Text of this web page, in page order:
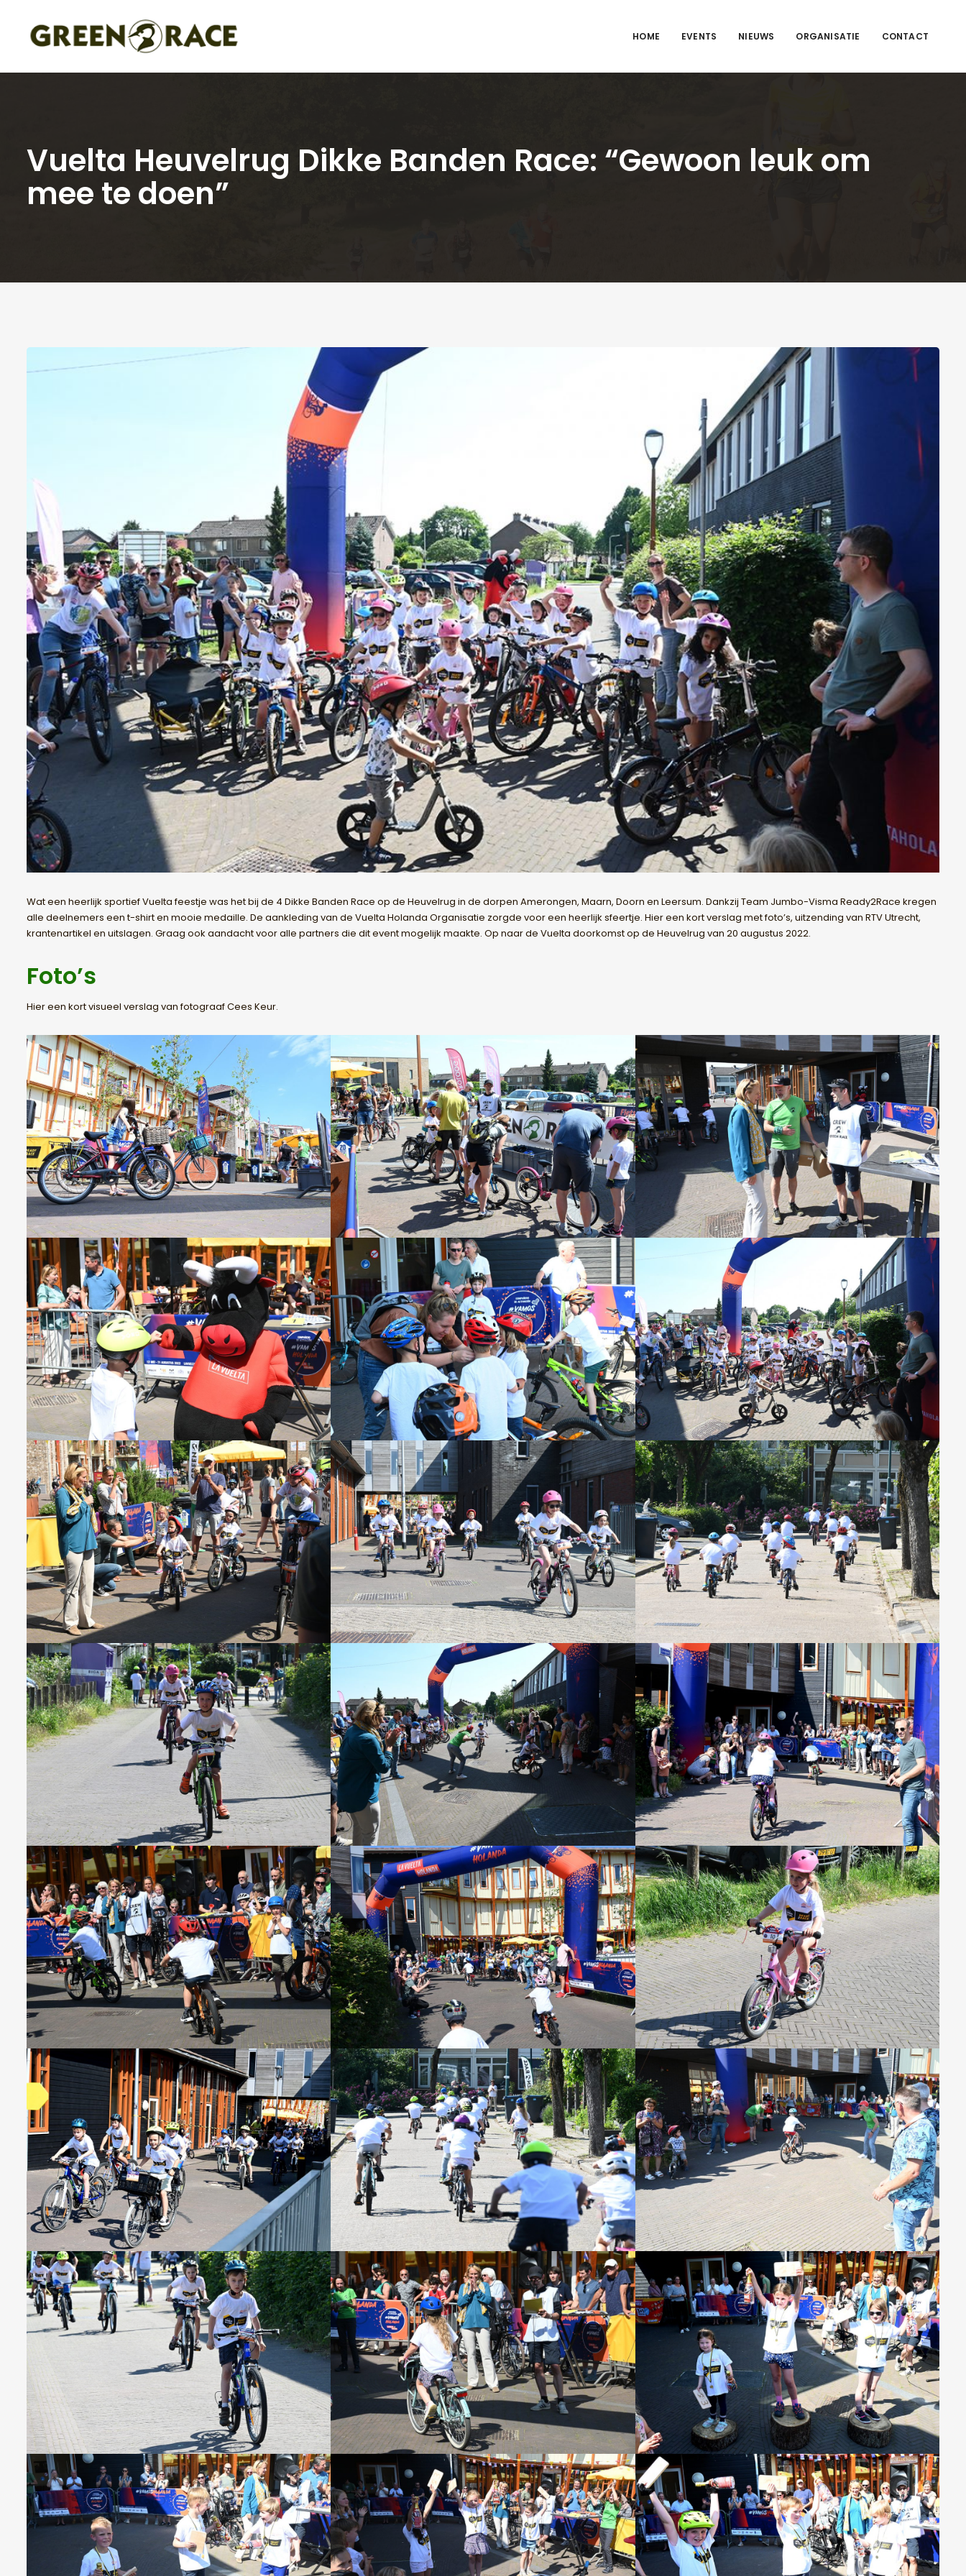
HOME EVENTS NIEUWS ORGANISATIE CONTACT
Vuelta Heuvelrug Dikke Banden Race: “Gewoon leuk om
mee te doen”
Wat een heerlijk sportief Vuelta feestje was het bij de 4 Dikke Banden Race op de Heuvelrug in de dorpen Amerongen, Maarn, Doorn en Leersum. Dankzij Team Jumbo-Visma Ready2Race kregen
alle deelnemers een t-shirt en mooie medaille. De aankleding van de Vuelta Holanda Organisatie zorgde voor een heerlijk sfeertje. Hier een kort verslag met foto’s, uitzending van RTV Utrecht,
krantenartikel en uitslagen. Graag ook aandacht voor alle partners die dit event mogelijk maakte. Op naar de Vuelta doorkomst op de Heuvelrug van 20 augustus 2022.
Foto’s
Hier een kort visueel verslag van fotograaf Cees Keur.